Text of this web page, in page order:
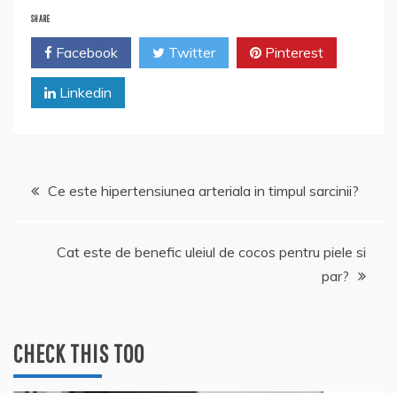
SHARE
Facebook Twitter Pinterest
Linkedin
Navigare
Ce este hipertensiunea arteriala in timpul sarcinii?
Cat este de benefic uleiul de cocos pentru piele si
par?
CHECK THIS TOO